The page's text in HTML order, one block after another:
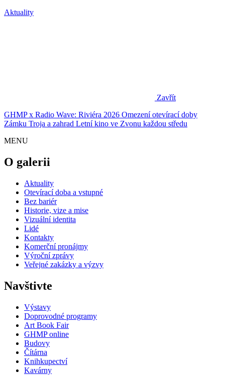
Aktuality
Zavřít
GHMP x Radio Wave: Riviéra 2026 Omezení otevírací doby
Zámku Troja a zahrad Letní kino ve Zvonu každou středu
MENU
O galerii
Aktuality
Otevírací doba a vstupné
Bez bariér
Historie, vize a mise
Vizuální identita
Lidé
Kontakty
Komerční pronájmy
Výroční zprávy
Veřejné zakázky a výzvy
Navštivte
Výstavy
Doprovodné programy
Art Book Fair
GHMP online
Budovy
Čítárna
Knihkupectví
Kavárny